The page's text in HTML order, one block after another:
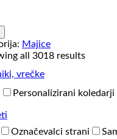
vrečke
Majice
all 3018 results
Personalizirani koledarji
Označevalci strani